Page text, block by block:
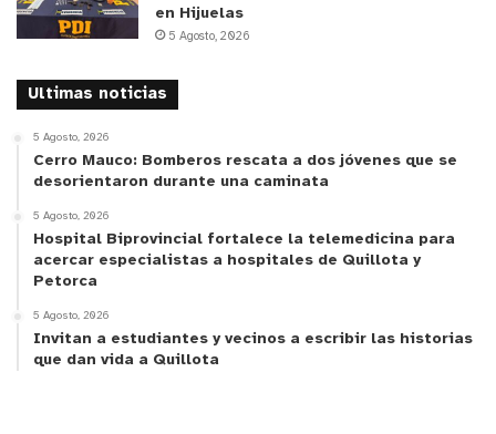
en Hijuelas
5 Agosto, 2026
Ultimas noticias
5 Agosto, 2026
Cerro Mauco: Bomberos rescata a dos jóvenes que se
desorientaron durante una caminata
5 Agosto, 2026
Hospital Biprovincial fortalece la telemedicina para
acercar especialistas a hospitales de Quillota y
Petorca
5 Agosto, 2026
Invitan a estudiantes y vecinos a escribir las historias
que dan vida a Quillota